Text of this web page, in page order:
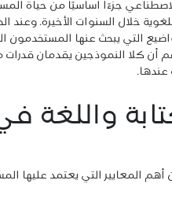
جزءًا أساسيًا من حياة
التي يبحث عنها المستخدمون
أن كلا النموذجين يقدمان
المعايير التي يعتمد عليها